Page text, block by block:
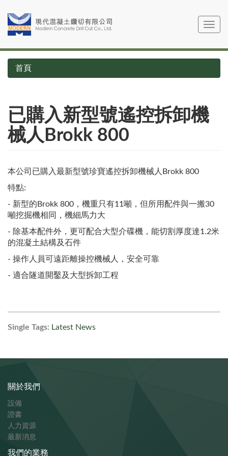
主
容
Toggle
首頁
已購入新型號遙控拆卸機
械人Brokk 800
本公司已購入最新型號珍寶遙控拆卸機械人Brokk 800
特點:
- 新型的Brokk 800，機重只有11噸，但所用配件與一搬30
噸挖掘機相同，機細馬力大
- 除基本配件外，更可配合大型介碟機，能切割厚度達1.2米
的混凝土結構及石件
- 操作人員可遠距離操控機械人，安全可靠
- 適合隧道開鑿及大型拆卸工程
Single Tags: Latest News
關於我們
設備
證書
人力資源
最新消息
我們的業務